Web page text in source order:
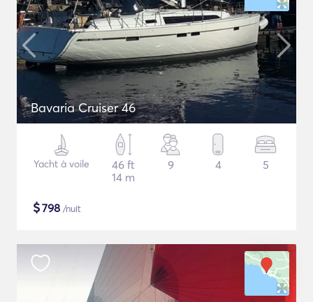
Bavaria Cruiser 46
Yacht à voile
46 ft
14 m
9 4 5
$798 /nuit